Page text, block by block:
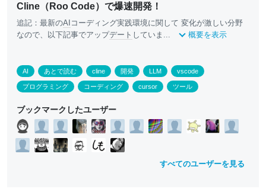
Cline（Roo Code）で爆速開発！
追記：最新のAI コーディング実践環境に関して 変化が激しい分野
なので、以下記事でアップデート していま... 概要を表示
AI あとで読む cline 開発 LLM vscode
プログラミング コーディング cursor ツール
ブックマークしたユーザー
すべてのユーザーを見る